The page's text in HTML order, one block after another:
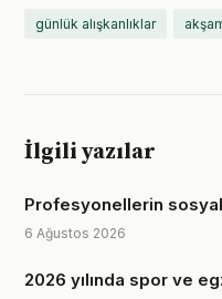
günlük alışkanlıklar
İlgili yazılar
Profesyonellerin
6 Ağustos 2026
2026 yılında spor ve